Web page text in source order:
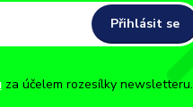
Přihlásit se
za účelem rozesílky newsletteru.